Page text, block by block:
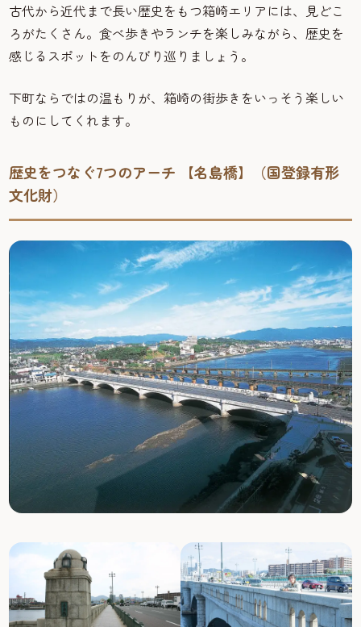
古代から近代まで長い歴史をもつ箱崎エリアには、見どこ
ろがたくさん。食べ歩きやランチを楽しみながら、歴史を
感じるスポットをのんびり巡りましょう。
下町ならではの温もりが、箱崎の街歩きをいっそう楽しい
ものにしてくれます。
歴史をつなぐ7つのアーチ 【名島橋】（国登録有形
文化財）